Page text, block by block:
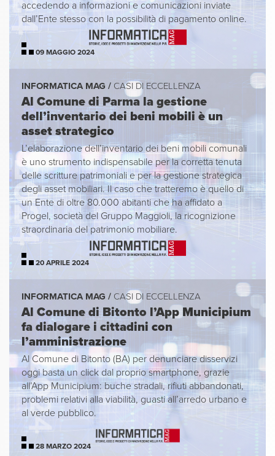
accedendo a informazioni e comunicazioni inviate
dall’Ente stesso con la possibilità di pagamento online.
09 MAGGIO 2024
INFORMATICA MAG / CASI DI ECCELLENZA
Al Comune di Parma la gestione
dell’inventario dei beni mobili è un
asset strategico
L’elaborazione dell’inventario dei beni mobili comunali
è uno strumento indispensabile per la corretta tenuta
delle scritture patrimoniali e per la gestione strategica
degli asset mobiliari. Il caso che tratteremo è quello di
un Ente di oltre 80.000 abitanti che ha affidato a
Progel, società del Gruppo Maggioli, la ricognizione
straordinaria del patrimonio mobiliare.
20 APRILE 2024
INFORMATICA MAG / CASI DI ECCELLENZA
Al Comune di Bitonto l’App Municipium
fa dialogare i cittadini con
l’amministrazione
Al Comune di Bitonto (BA) per denunciare disservizi
oggi basta un click dal proprio smartphone, grazie
all’App Municipium: buche stradali, rifiuti abbandonati,
problemi relativi alla viabilità, guasti all’arredo urbano e
al verde pubblico.
28 MARZO 2024